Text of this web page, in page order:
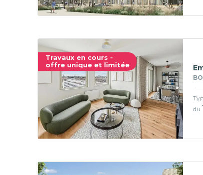
Travaux en cours -
offre unique et limitée
du